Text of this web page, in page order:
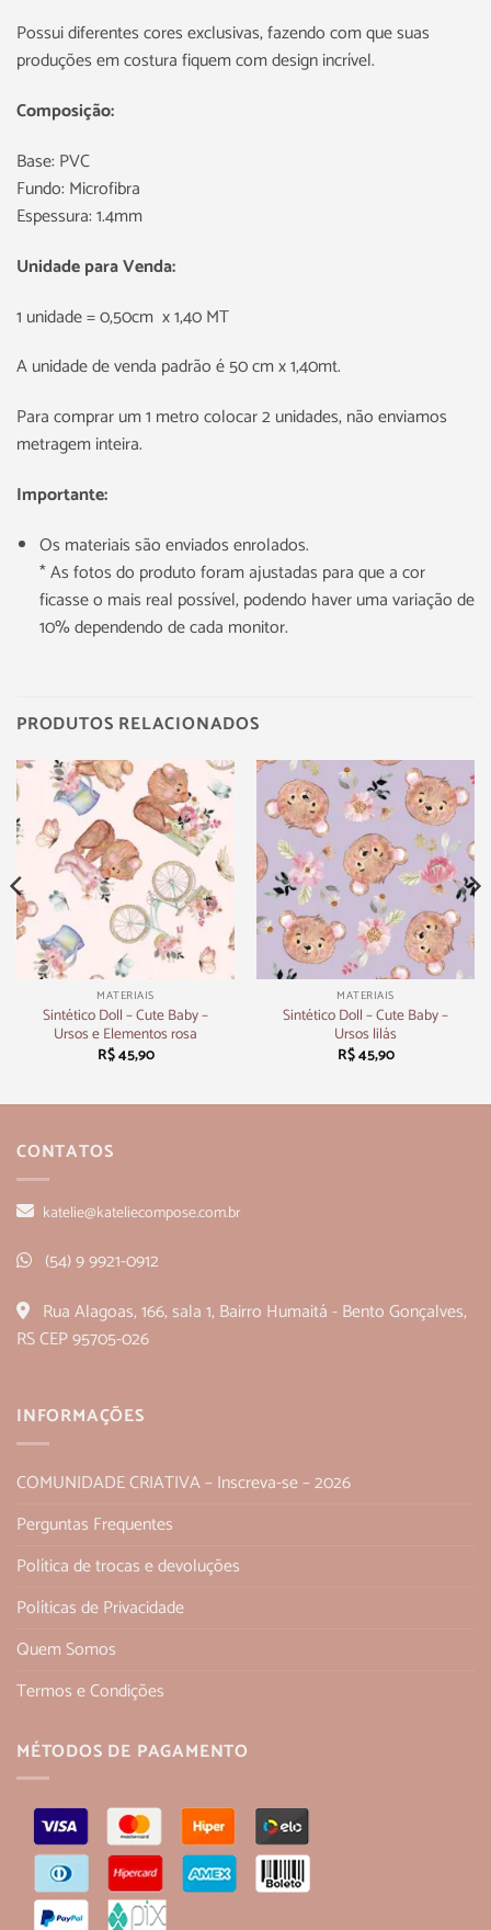
Possui diferentes cores exclusivas, fazendo com que suas
produções em costura fiquem com design incrível.
Composição:
Base: PVC
Fundo: Microfibra
Espessura: 1.4mm
Unidade para Venda:
1 unidade = 0,50cm x 1,40 MT
A unidade de venda padrão é 50 cm x 1,40mt.
Para comprar um 1 metro colocar 2 unidades, não enviamos
metragem inteira.
Importante:
Os materiais são enviados enrolados.
* As fotos do produto foram ajustadas para que a cor
ficasse o mais real possível, podendo haver uma variação de
10% dependendo de cada monitor.
PRODUTOS RELACIONADOS
MATERIAIS
Sintético Doll – Cute Baby –
Ursos e Elementos rosa
R$45,90
MATERIAIS
Sintético Doll – Cute Baby –
Ursos lilás
R$45,90
CONTATOS
katelie@kateliecompose.com.br
(54) 9 9921-0912
Rua Alagoas, 166, sala 1, Bairro Humaitá - Bento Gonçalves,
RS CEP 95705-026
INFORMAÇÕES
COMUNIDADE CRIATIVA – Inscreva-se – 2026
Perguntas Frequentes
Política de trocas e devoluções
Políticas de Privacidade
Quem Somos
Termos e Condições
MÉTODOS DE PAGAMENTO